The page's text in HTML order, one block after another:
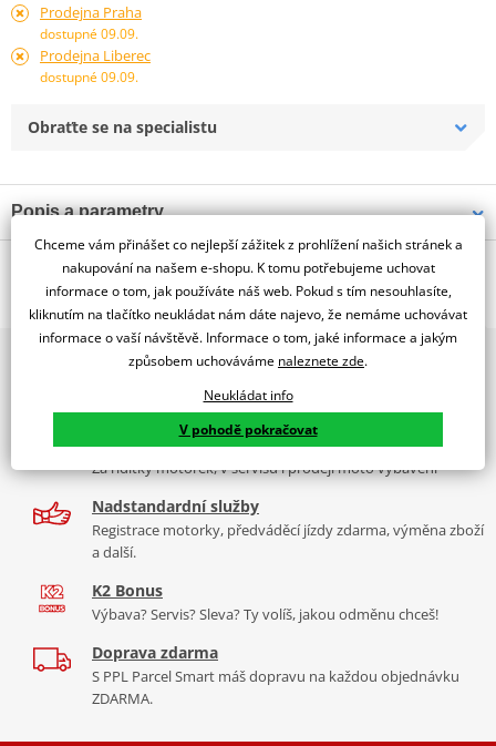
Prodejna Praha
dostupné 09.09.
Prodejna Liberec
dostupné 09.09.
Obraťte se na specialistu
Popis a parametry
Jsme autorizovaný
dealer značky PUIG
BMW R1300GS 23'-24'
Tabulka velikostí
Co když mi to nebude
O výrobci
PUIG byl založen v roce 1964 ve Španělsku. Vyrábí se ve městě
Granollers poblíž Barcelony na ploše 8 000 m² v objektu, který se
dělí na 3 části: komerční, odlitkovou a kovových součástek. Již 40
let se účastní nejslavnějších závodů motocyklů po celém světě. V
naší nabídce naleznete doplňky a příslušenství například: plexi,
padací protektory a mnoho dalšího.
Zobrazit všechny produktyznačky PUIG
2x multibrand showroom
díly, to vše v Praze a Liberci
Více než 30 let zkušeností
Za řídítky motorek, v servisu i prodeji moto vybavení
Nadstandardní služby
Registrace motorky, předváděcí jízdy zdarma, výměna zboží
a další.
K2 Bonus
Výbava? Servis? Sleva? Ty volíš, jakou odměnu chceš!
Doprava zdarma
S PPL Parcel Smart máš dopravu na každou objednávku
ZDARMA.
Chceme vám přinášet co nejlepší zážitek z prohlížení našich stránek a
nakupování na našem e-shopu. K tomu potřebujeme uchovat
informace o tom, jak používáte náš web. Pokud s tím nesouhlasíte,
kliknutím na tlačítko neukládat nám dáte najevo, že nemáme uchovávat
informace o vaší návštěvě. Informace o tom, jaké informace a jakým
způsobem uchováváme naleznete zde.
Neukládat info
V pohodě pokračovat